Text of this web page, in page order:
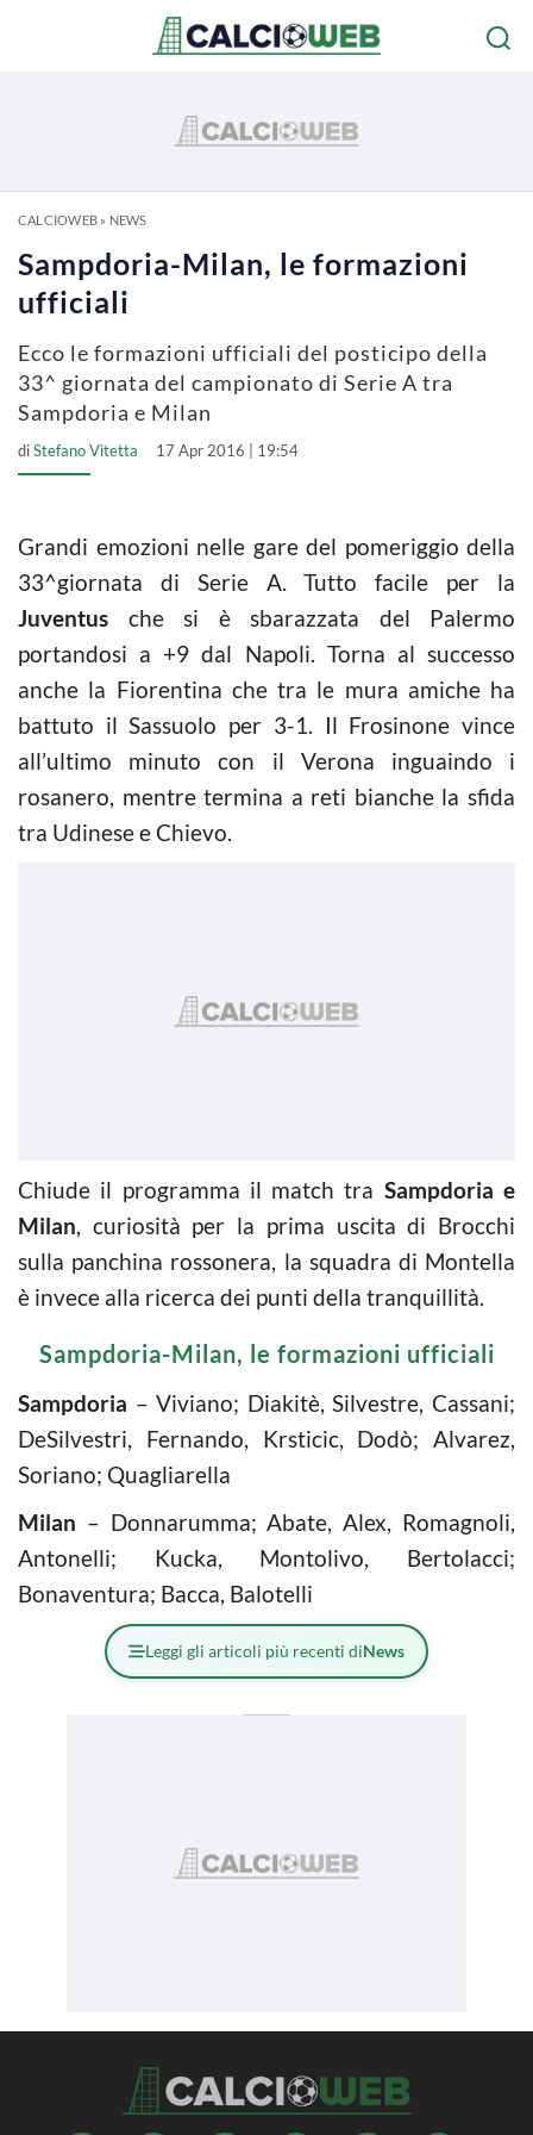
CALCIOWEB» NEWS
Sampdoria-Milan, le formazioni
ufficiali
Ecco le formazioni ufficiali del posticipo della
33^ giornata del campionato di Serie A tra
Sampdoria e Milan
diStefano Vitetta 17 Apr 2016 | 19:54
Grandi emozioni nelle gare del pomeriggio della
33^giornata di Serie A. Tutto facile per la
Juventus che si è sbarazzata del Palermo
portandosi a +9 dal Napoli. Torna al successo
anche la Fiorentina che tra le mura amiche ha
battuto il Sassuolo per 3-1. Il Frosinone vince
all’ultimo minuto con il Verona inguaindo i
rosanero, mentre termina a reti bianche la sfida
tra Udinese e Chievo.
Chiude il programma il match tra Sampdoria e
Milan, curiosità per la prima uscita di Brocchi
sulla panchina rossonera, la squadra di Montella
è invece alla ricerca dei punti della tranquillità.
Sampdoria-Milan, le formazioni ufficiali
Sampdoria – Viviano; Diakitè, Silvestre, Cassani;
DeSilvestri, Fernando, Krsticic, Dodò; Alvarez,
Soriano; Quagliarella
Milan – Donnarumma; Abate, Alex, Romagnoli,
Antonelli; Kucka, Montolivo, Bertolacci;
Bonaventura; Bacca, Balotelli
Leggi gli articoli più recenti diNews